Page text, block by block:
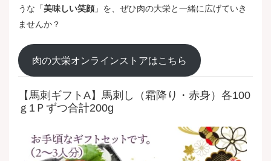
うな「美味しい笑顔」を、ぜひ肉の大栄と一緒に広げていき
ませんか？
肉の大栄オンラインストアはこちら
【馬刺ギフトA】馬刺し（霜降り・赤身）各100
ｇ1Ｐずつ合計200g